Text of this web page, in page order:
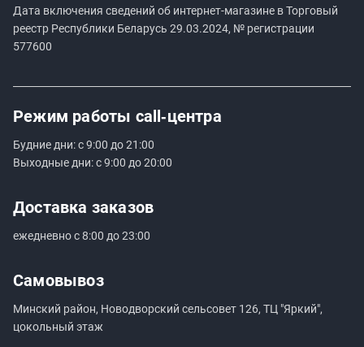
Дата включения сведений об интернет-магазине в Торговый
реестр Республики Беларусь 29.03.2024, № регистрации
577600
Режим работы call‑центра
Будние дни: с 9:00 до 21:00
Выходные дни: с 9:00 до 20:00
Доставка заказов
ежедневно с 8:00 до 23:00
Самовывоз
Минский район, Новодворский сельсовет 126, ТЦ "Яркий",
цокольный этаж